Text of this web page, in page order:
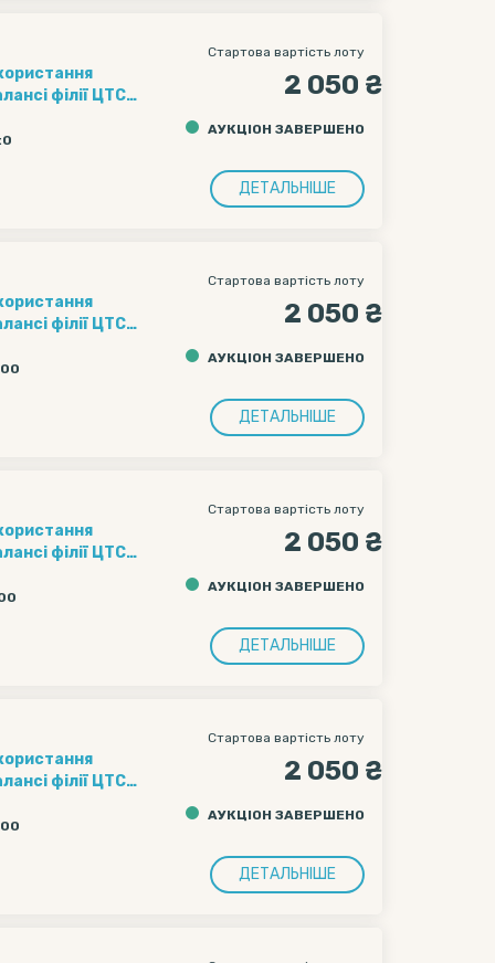
філії ЦТС
ціна
перевезення
Стартова вартість лоту
2 050 ₴
АУКЦІОН ЗАВЕРШЕНО
ДЕТАЛЬНІШЕ
філії ЦТС
ціна
перевезення
Стартова вартість лоту
2 050 ₴
АУКЦІОН ЗАВЕРШЕНО
ДЕТАЛЬНІШЕ
філії ЦТС
ціна
перевезення
Стартова вартість лоту
2 050 ₴
АУКЦІОН ЗАВЕРШЕНО
ДЕТАЛЬНІШЕ
філії ЦТС
ціна
перевезення
Стартова вартість лоту
2 050 ₴
АУКЦІОН ЗАВЕРШЕНО
ДЕТАЛЬНІШЕ